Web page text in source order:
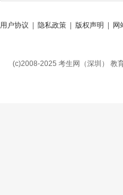
用户协议 隐私政策 版权声明 网
(c)2008-2025 考生网（深圳）